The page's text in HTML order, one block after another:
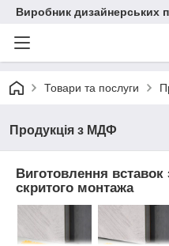
Виробник дизайнерських
Товари та послуги
Продукція з МДФ
Виготовлення
скритого монтажа